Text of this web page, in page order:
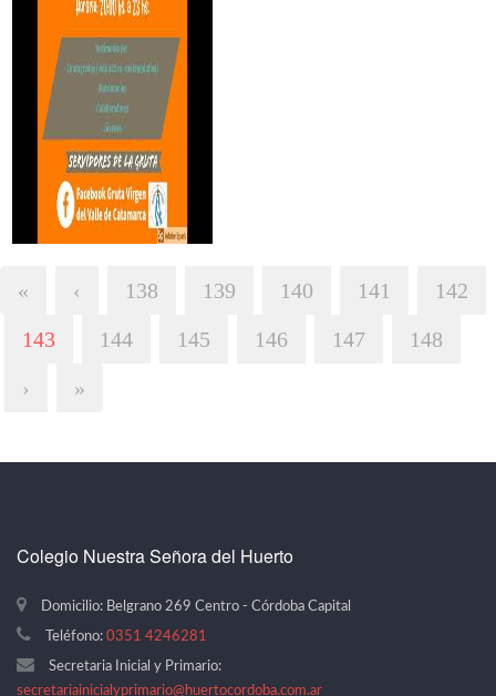
« ‹ 138 139 140 141
142
143
144 145 146 147
148
›
»
Colegio Nuestra Señora del Huerto
Domicilio: Belgrano 269 Centro - Córdoba Capital
Teléfono: 0351 4246281
Secretaria Inicial y Primario:
secretariainicialyprimario@huertocordoba.com.ar